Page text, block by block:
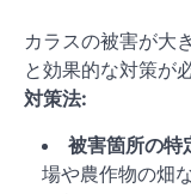
カラスの被害が大
と効果的な対策が
対策法:
被害箇所の特
場や農作物の畑